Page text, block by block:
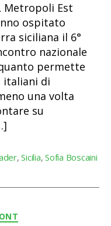
Metropoli Est
ospitato
siciliana il 6°
nazionale
permette
italiani di
una volta
su
,Sicilia,Sofia Boscaini